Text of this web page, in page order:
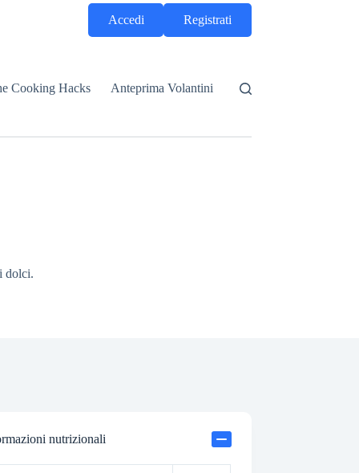
Accedi Registrati
Cooking Hacks Anteprima Volantini
dolci.
nutrizionali